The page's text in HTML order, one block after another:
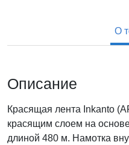
О
Описание
Красящая лента Inkanto
красящим слоем на
длиной 480 м. Намотка